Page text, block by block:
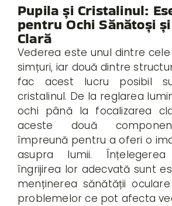
Pupila și Cristalinul:
pentru Ochi Sănătoși
Clară
Vederea este unul dintre
simțuri, iar două dintre
fac acest lucru posibil
cristalinul. De la reglarea
ochi până la focalizarea
aceste două
împreună pentru a oferi o
asupra lumii.
îngrijirea lor adecvată sunt
menținerea sănătății
problemelor ce pot afecta